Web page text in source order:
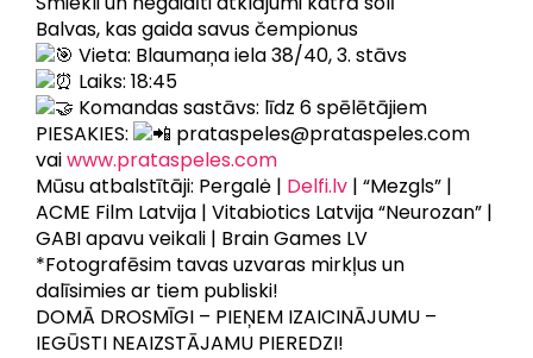
Balvas, kas gaida savus čempionus
Vieta: Blaumaņa iela 38/40, 3. stāvs
Laiks: 18:45
Komandas sastāvs: līdz 6 spēlētājiem
PIESAKIES:
prataspeles@prataspeles.com
vaiwww.prataspeles.com
Mūsu atbalstītāji: Pergalė | Delfi.lv | “Mezgls” |
ACME Film Latvija | Vitabiotics Latvija “Neurozan” |
GABI apavu veikali | Brain Games LV
*Fotografēsim tavas uzvaras mirkļus un
dalīsimies ar tiem publiski!
DOMĀ DROSMĪGI – PIEŅEM IZAICINĀJUMU –
IEGŪSTI NEAIZSTĀJAMU PIEREDZI!